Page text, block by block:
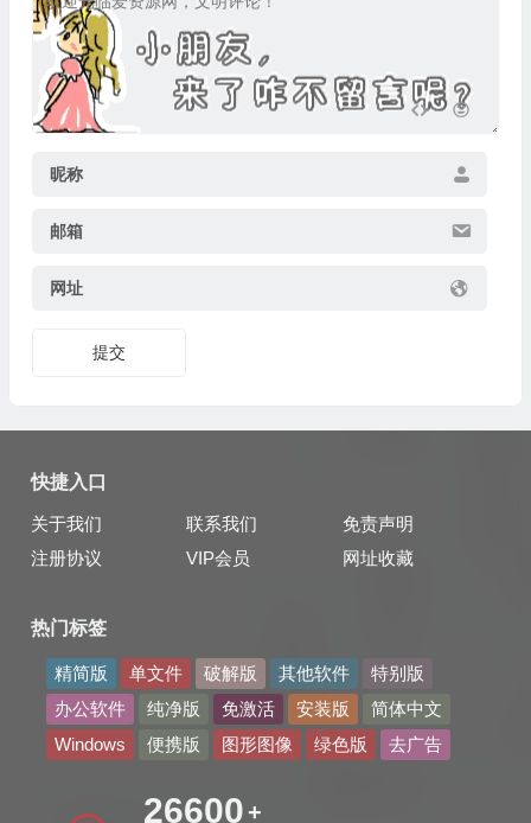
昵称
邮箱
网址
提交
快捷入口
关于我们 联系我们
免责声明
注册协议
VIP会员 网址收藏
热门标签
精简版 单文件 破解版 其他软件
特别版
办公软件
纯净版 免激活 安装版
简体中文
Windows
便携版 图形图像 绿色版 去广告
35737 +